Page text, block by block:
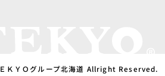
ＹＯグループ北海道 Allright Reserved.